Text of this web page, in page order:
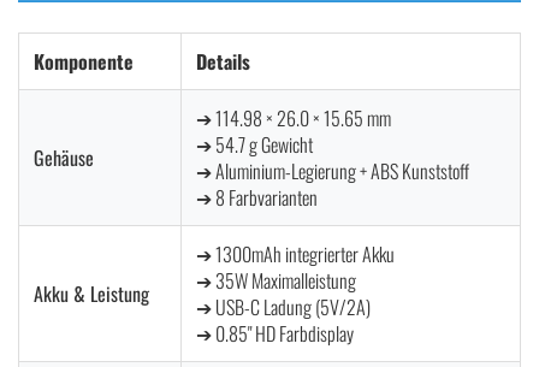
Komponente Details
Gehäuse
➔ 114.98 × 26.0 × 15.65 mm
➔ 54.7 g Gewicht
➔ Aluminium-Legierung + ABS Kunststoff
➔ 8 Farbvarianten
Akku & Leistung
➔ 1300mAh integrierter Akku
➔ 35W Maximalleistung
➔ USB-C Ladung (5V/2A)
➔ 0.85" HD Farbdisplay